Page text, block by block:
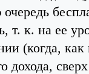
т. к. на ее
(когда,
дохода,